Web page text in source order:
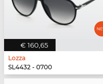
€ 160,65
Lozza
SL4432 - 0700